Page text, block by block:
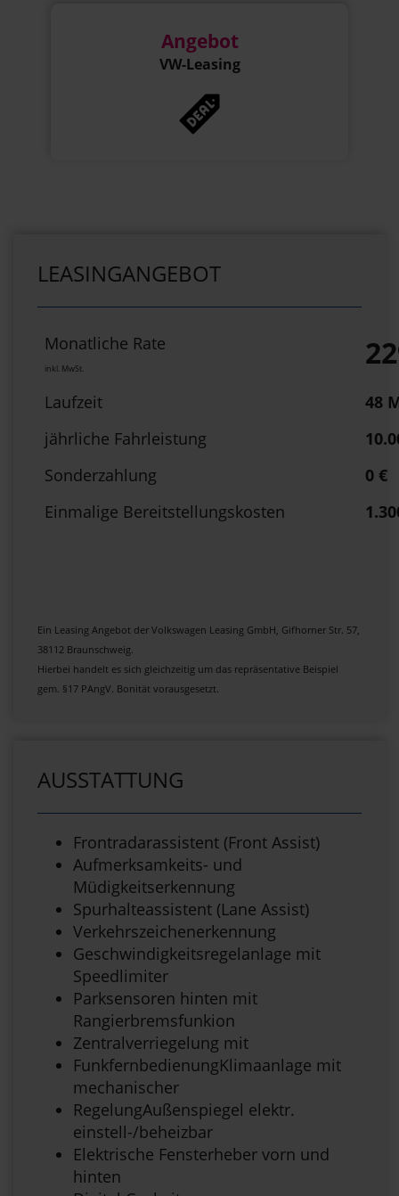
Angebot
VW-Leasing
LEASINGANGEBOT
Monatliche Rate
inkl. MwSt.
Laufzeit
48
jährliche Fahrleistung
Sonderzahlung
0 €
Einmalige Bereitstellungskosten
Ein Leasing Angebot der Volkswagen Leasing GmbH, Gifhorner Str. 57,
38112 Braunschweig.
Hierbei handelt es sich gleichzeitig um das repräsentative Beispiel
gem. §17 PAngV. Bonität vorausgesetzt.
AUSSTATTUNG
Frontradarassistent (Front Assist)
Aufmerksamkeits- und
Müdigkeitserkennung
Spurhalteassistent (Lane Assist)
Verkehrszeichenerkennung
Geschwindigkeitsregelanlage mit
Speedlimiter
Parksensoren hinten mit
Rangierbremsfunkion
Zentralverriegelung mit
FunkfernbedienungKlimaanlage mit
mechanischer
RegelungAußenspiegel elektr.
einstell-/beheizbar
Elektrische Fensterheber vorn und
hinten